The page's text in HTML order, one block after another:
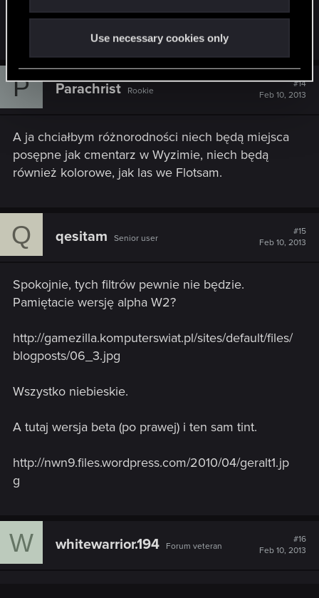
Use necessary cookies only
P Parachrist Rookie
#14
Feb 10, 2013
A ja chciałbym różnorodności niech będą miejsca
posępne jak cmentarz w Wyzimie, niech będą
również kolorowe, jak las we Flotsam.
Q qesitam Senior user
#15
Feb 10, 2013
Spokojnie, tych filtrów pewnie nie będzie.
Pamiętacie wersję alpha W2?
http://gamezilla.komputerswiat.pl/sites/default/files/
blogposts/06_3.jpg
Wszystko niebieskie.
A tutaj wersja beta (po prawej) i ten sam tint.
http://nwn9.files.wordpress.com/2010/04/geralt1.jp
g
W whitewarrior.194 Forum veteran
#16
Feb 10, 2013